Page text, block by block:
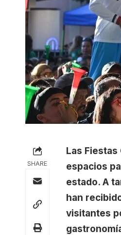
SHARE
Las
espacios
estado. A
han
visitantes